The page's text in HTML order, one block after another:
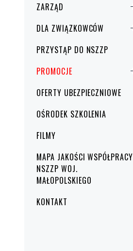
ZARZĄD
DLA ZWIĄZKOWCÓW
PRZYSTĄP DO NSZZP
PROMOCJE
OFERTY UBEZPIECZNIOWE
OŚRODEK SZKOLENIA
FILMY
MAPA JAKOŚCI WSPÓŁPRACY
NSZZP WOJ.
MAŁOPOLSKIEGO
KONTAKT